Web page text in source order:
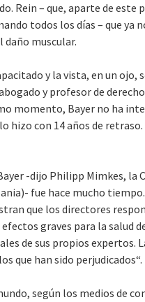
Rein – que, aparte de este
todos los días – que ya
daño muscular.
y la vista, en un ojo,
y profesor de
momento, Bayer no ha
hizo con 14 años de
-dijo Philipp Mimkes, la
fue hace mucho
que los directores
graves para la salud
de sus propios expertos.
que han sido perjudicados“.
según los medios de